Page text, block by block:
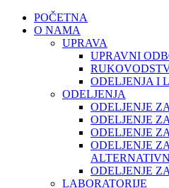
POČETNA
O NAMA
UPRAVA
UPRAVNI
ODELJENJA I
ODELJENJA
ODELJENJE
ODELJENJE
ODELJENJE
ODELJENJE
ODELJENJE
LABORATORIJE